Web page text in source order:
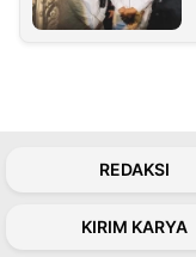
REDAKSI
KIRIM KARYA